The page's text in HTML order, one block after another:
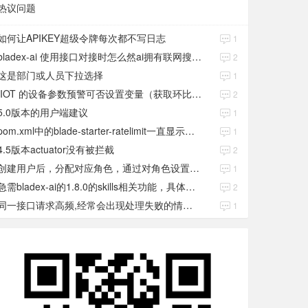
议问题
何让APIKEY超级令牌每次都不写日志 1
bladex-ai 使用接口对接时怎么然ai拥有联网搜索功能 2
是部门或人员下拉选择 1
IIOT 的设备参数预警可否设置变量（获取环比数值） 2
版本的用户端建议 1
pom.xml中的blade-starter-ratelimit一直显示红色 1
版本actuator没有被拦截 2
创建用户后，分配对应角色，通过对角色设置权限好后，登录当前用户后。查看不到当前已分配对应角色权限数据 1
急需bladex-ai的1.8.0的skills相关功能，具体发布日期是多少号 2
同一接口请求高频,经常会出现处理失败的情况,怎么修复? 1